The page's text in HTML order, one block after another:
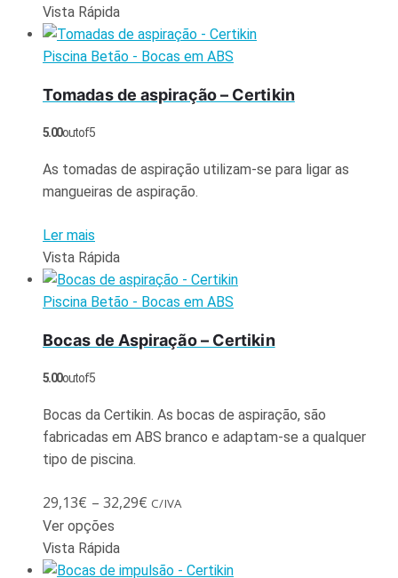
Vista Rápida
Piscina Betão - Bocas em ABS
Tomadas de aspiração – Certikin
5.00out of 5
As tomadas de aspiração utilizam-se para ligar as
mangueiras de aspiração.
Ler mais
Vista Rápida
Piscina Betão - Bocas em ABS
Bocas de Aspiração – Certikin
5.00out of 5
Bocas da Certikin. As bocas de aspiração, são
fabricadas em ABS branco e adaptam-se a qualquer
tipo de piscina.
29,13€ – 32,29€ C/IVA
Ver opções
Vista Rápida